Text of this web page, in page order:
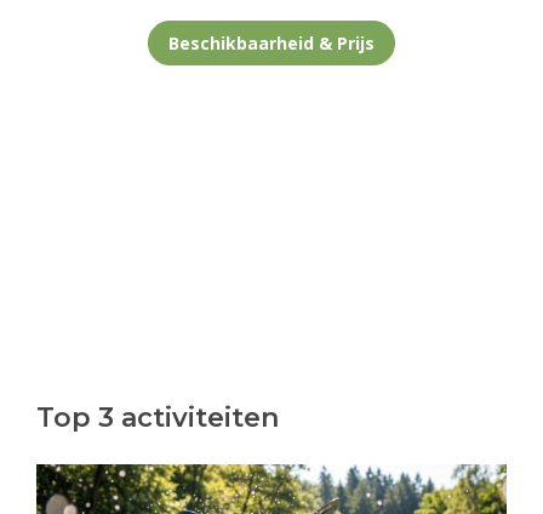
Beschikbaarheid & Prijs
Top 3 activiteiten